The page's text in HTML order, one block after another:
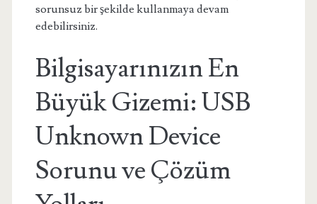
sorunsuz bir şekilde kullanmaya devam
edebilirsiniz.
Bilgisayarınızın En
Büyük Gizemi: USB
Unknown Device
Sorunu ve Çözüm